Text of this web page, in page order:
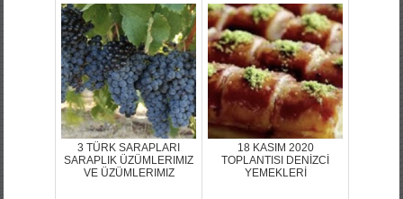
3 TÜRK SARAPLARI
SARAPLIK ÜZÜMLERIMIZ
VE ÜZÜMLERIMIZ
18 KASIM 2020
TOPLANTISI DENİZCİ
YEMEKLERİ